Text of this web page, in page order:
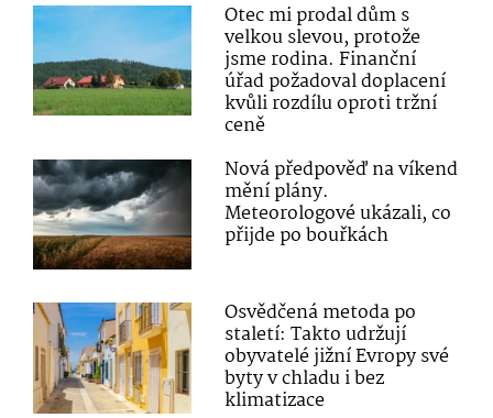
Otec mi prodal dům s
velkou slevou, protože
jsme rodina. Finanční
úřad požadoval doplacení
kvůli rozdílu oproti tržní
ceně
Nová předpověď na víkend
mění plány.
Meteorologové ukázali, co
přijde po bouřkách
Osvědčená metoda po
staletí: Takto udržují
obyvatelé jižní Evropy své
byty v chladu i bez
klimatizace